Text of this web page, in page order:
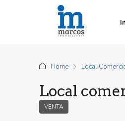
Home Local
Local
VENTA